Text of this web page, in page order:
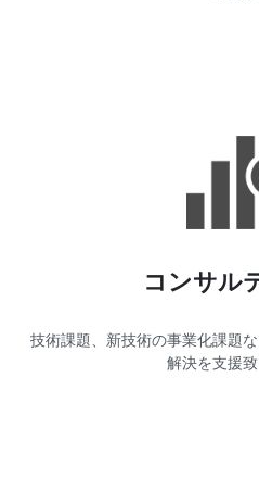
コンサル
技術課題、新技術の事業化課題
解決を支援致